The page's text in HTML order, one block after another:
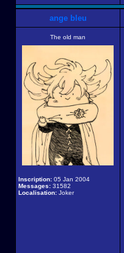
ange bleu
The old man
Inscription: 05 Jan 2004
Messages: 31582
Localisation: Joker